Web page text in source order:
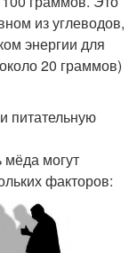
из углеводов,
энергии для
20 граммов)
питательную
мёда могут
факторов: